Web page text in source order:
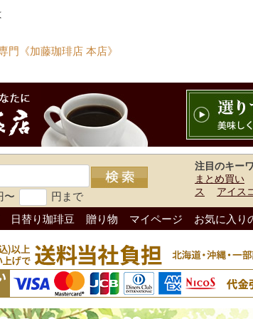
門《加藤珈琲店 本店》
〜 円まで
注目のキー
まとめ買い
ス
アイス
日替り珈琲豆 贈り物 マイページ お気に入り